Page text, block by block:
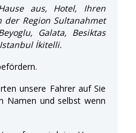
aus, Hotel, Ihren
der Region Sultanahmet
Galata, Besiktas
İkitelli.
unsere Fahrer auf Sie
Namen und selbst wenn